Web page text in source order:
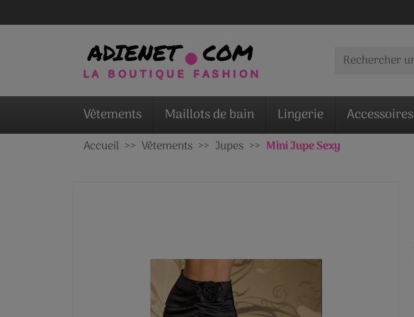
Vêtements Maillots de bain Lingerie Accessoires
Accueil Vêtements Jupes Mini Jupe Sexy